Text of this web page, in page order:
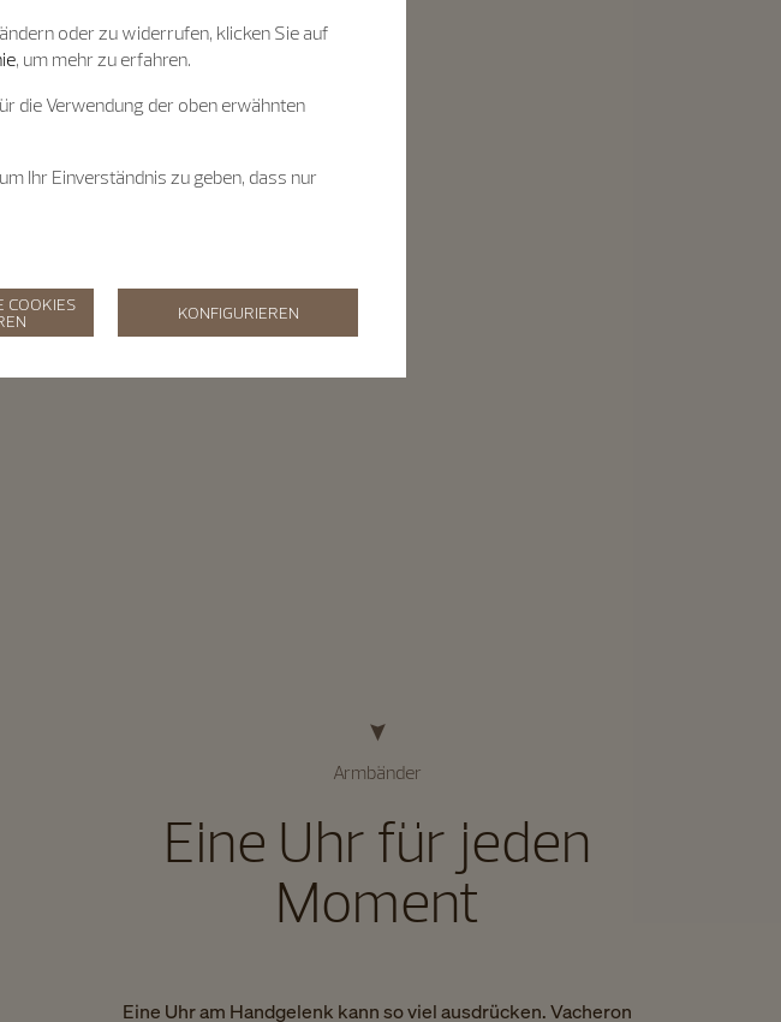
Armbänder
Eine Uhr für jeden
Moment
Eine Uhr am Handgelenk kann so viel ausdrücken. Vacheron
oder zu widerrufen, klicken Sie auf
, um mehr zu erfahren.
die Verwendung der oben erwähnten
Ihr Einverständnis zu geben, dass nur
COOKIES KONFIGURIEREN